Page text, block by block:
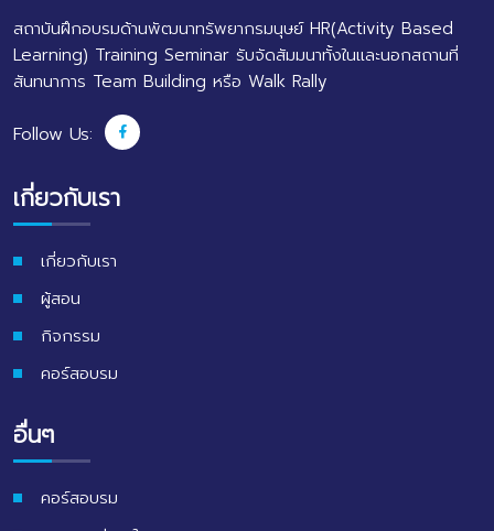
สถาบันฝึกอบรมด้านพัฒนาทรัพยากรมนุษย์ HR(Activity Based
Learning) Training Seminar รับจัดสัมมนาทั้งในและนอกสถานที่
สันทนาการ Team Building หรือ Walk Rally
Follow Us:
เกี่ยวกับเรา
เกี่ยวกับเรา
ผู้สอน
กิจกรรม
คอร์สอบรม
อื่นๆ
คอร์สอบรม